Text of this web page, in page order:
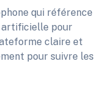
qui référence
artificielle pour
claire et
pour suivre les